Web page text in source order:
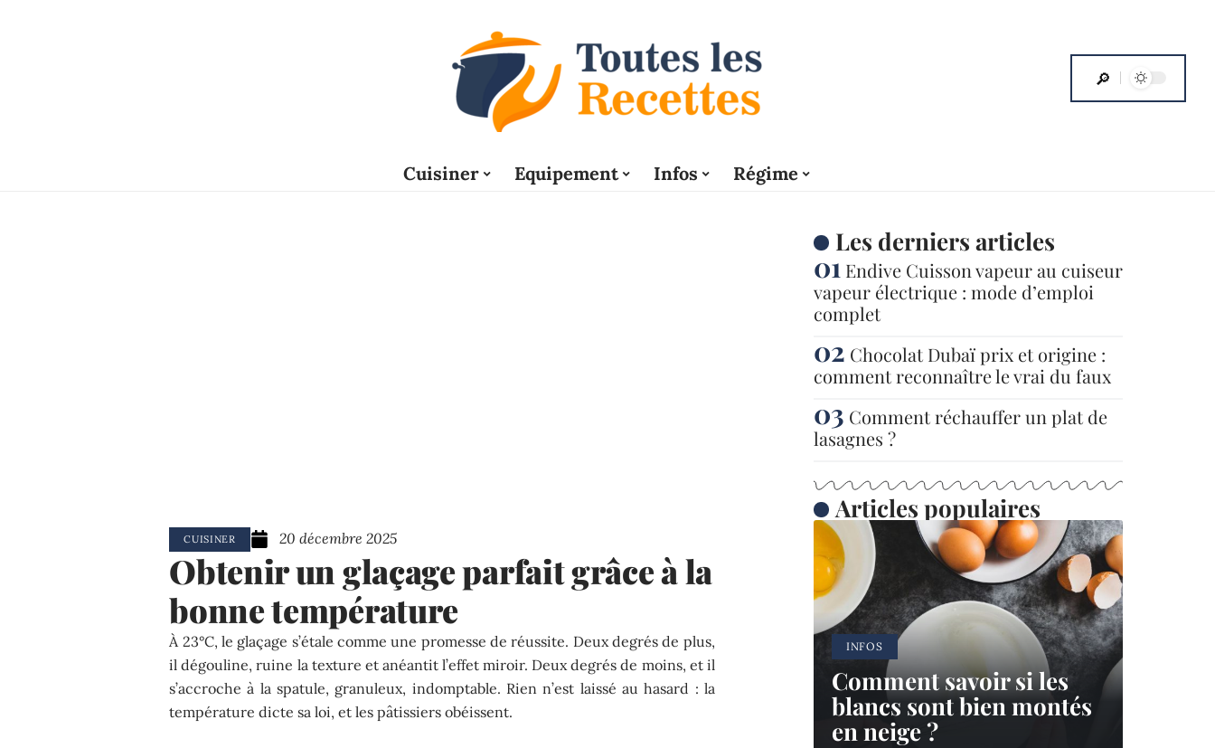
Cuisiner Equipement Infos Régime
CUISINER 20 décembre 2025
Obtenir un glaçage parfait grâce à la
bonne température
À 23°C, le glaçage s’étale comme une promesse de réussite. Deux degrés de plus,
il dégouline, ruine la texture et anéantit l’effet miroir. Deux degrés de moins, et il
s’accroche à la spatule, granuleux, indomptable. Rien n’est laissé au hasard : la
température dicte sa loi, et les pâtissiers obéissent.
Les derniers articles
Endive Cuisson vapeur au cuiseur
vapeur électrique : mode d’emploi
complet
Chocolat Dubaï prix et origine :
comment reconnaître le vrai du faux
Comment réchauffer un plat de
lasagnes ?
Articles populaires
INFOS
Comment savoir si les
blancs sont bien montés
en neige ?